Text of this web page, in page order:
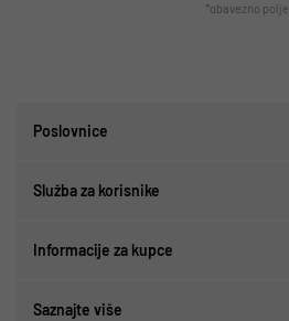
*obavezno polje
Poslovnice
Služba za korisnike
Informacije za kupce
Saznajte više